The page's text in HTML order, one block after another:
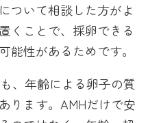
ついて相談した方がよ
くことで、採卵できる
能性があるためです。
、年齢による卵子の質
ります。AMHだけで安